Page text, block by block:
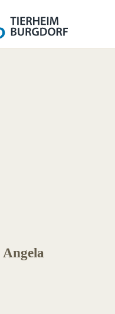
Angela